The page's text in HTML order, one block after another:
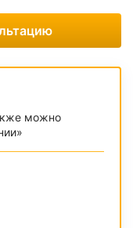
можно